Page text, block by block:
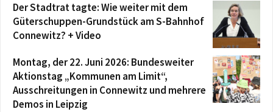
Der Stadtrat tagte: Wie weiter mit dem
Güterschuppen-Grundstück am S-Bahnhof
Connewitz? + Video
Montag, der 22. Juni 2026: Bundesweiter
Aktionstag „Kommunen am Limit“,
Ausschreitungen in Connewitz und mehrere
Demos in Leipzig